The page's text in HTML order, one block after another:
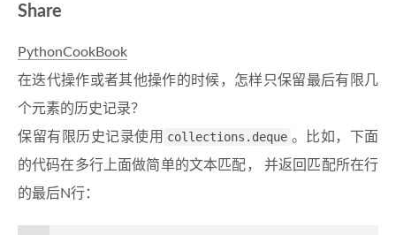
Share
PythonCookBook
在迭代操作或者其他操作的时候，怎样只保留最后有限几
个元素的历史记录？
保留有限历史记录使用 collections.deque 。比如，下面
的代码在多行上面做简单的文本匹配， 并返回匹配所在行
的最后N行：